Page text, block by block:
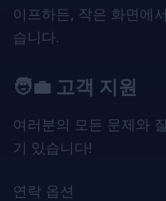
이프하든, 작은 화면에
습니다.
🧑‍💼 고객 지원
여러분의 모든 문제와
기 있습니다!
연락 옵션